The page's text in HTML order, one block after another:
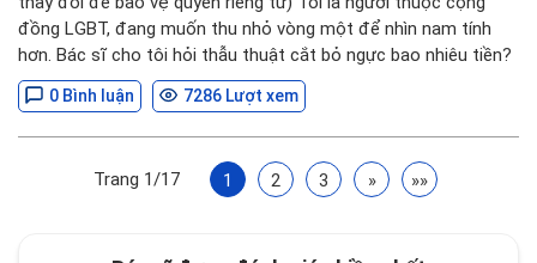
đồng LGBT, đang muốn thu nhỏ vòng một để nhìn nam tính
hơn. Bác sĩ cho tôi hỏi thẫu thuật cắt bỏ ngực bao nhiêu tiền?
0 Bình luận 7286 Lượt xem
Trang 1/17 1 2 3 » »»